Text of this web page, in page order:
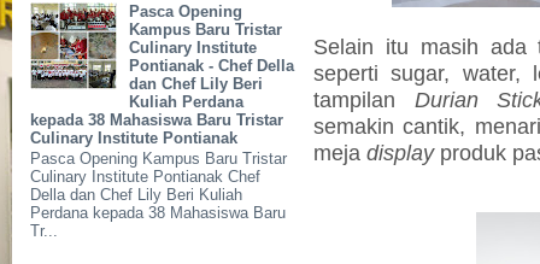
Pasca Opening
Kampus Baru Tristar
Culinary Institute
Pontianak - Chef Della
dan Chef Lily Beri
Kuliah Perdana
kepada 38 Mahasiswa Baru Tristar
Culinary Institute Pontianak
Pasca Opening Kampus Baru Tristar
Culinary Institute Pontianak Chef
Della dan Chef Lily Beri Kuliah
Perdana kepada 38 Mahasiswa Baru
Tr...
Selain itu masih ada
seperti sugar, water,
tampilan Durian
semakin cantik,
meja displayproduk